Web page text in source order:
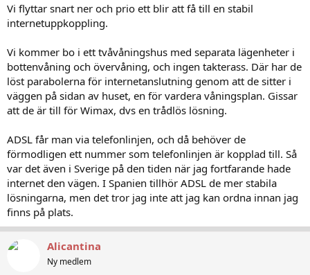
Vi flyttar snart ner och prio ett blir att få till en stabil
internetuppkoppling.
Vi kommer bo i ett tvåvåningshus med separata lägenheter i
bottenvåning och övervåning, och ingen takterass. Där har de
löst parabolerna för internetanslutning genom att de sitter i
väggen på sidan av huset, en för vardera våningsplan. Gissar
att de är till för Wimax, dvs en trådlös lösning.
ADSL får man via telefonlinjen, och då behöver de
förmodligen ett nummer som telefonlinjen är kopplad till. Så
var det även i Sverige på den tiden när jag fortfarande hade
internet den vägen. I Spanien tillhör ADSL de mer stabila
lösningarna, men det tror jag inte att jag kan ordna innan jag
finns på plats.
Alicantina
Ny medlem